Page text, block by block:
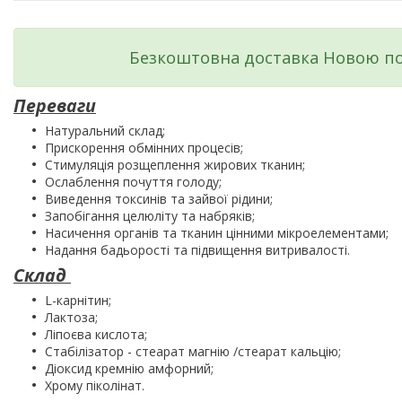
Безкоштовна доставка Новою
Переваги
Натуральний склад;
Прискорення обмінних процесів;
Стимуляція розщеплення жирових тканин;
Ослаблення почуття голоду;
Виведення токсинів та зайвої рідини;
Запобігання целюліту та набряків;
Насичення органів та тканин цінними мікроелементами;
Надання бадьорості та підвищення витривалості.
Склад
L-карнітин;
Лактоза;
Ліпоєва кислота;
Стабілізатор - стеарат магнію /стеарат кальцію;
Діоксид кремнію амфорний;
Хрому піколінат.